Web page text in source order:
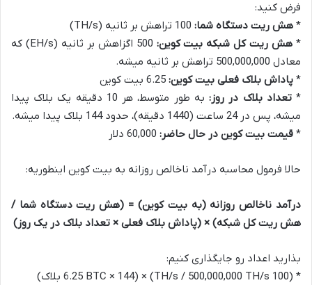
فرض کنید:
* هش ریت دستگاه شما:
* هش ریت کل شبکه بیت کوین:
500 اگزاهش بر ثانیه (EH/s) که
معادل 500,000,000 تراهش بر ثانیه میشه.
* پاداش بلاک فعلی بیت کوین:
*تعداد بلاک در روز:
به طور متوسط، هر 10 دقیقه یک بلاک پیدا
میشه، پس در 24 ساعت (1440 دقیقه)، حدود 144 بلاک پیدا میشه.
* قیمت بیت کوین در حال حاضر:
حالا فرمول محاسبه درآمد ناخالص روزانه به بیت کوین اینطوریه:
درآمد ناخالص روزانه (به بیت کوین) = (هش ریت دستگاه شما /
هش ریت کل شبکه) × (پاداش بلاک فعلی × تعداد بلاک در یک روز)
بذارید اعداد رو جایگذاری کنیم:
* (100 TH/s / 500,000,000 TH/s) × (6.25 BTC × 144 بلاک)